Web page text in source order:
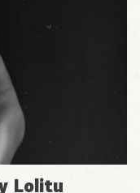
Lolitu